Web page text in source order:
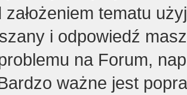
założeniem tematu
i odpowiedź
na Forum,
ważne jest